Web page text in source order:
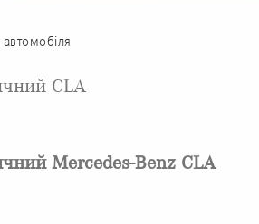
CLA
Mercedes-Benz CLA